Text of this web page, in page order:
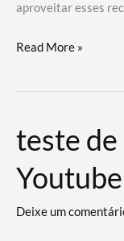
aproveitar esses
GitHub
revoluciona
de
trabalho
com
a
Read More »
teste
Deixe um